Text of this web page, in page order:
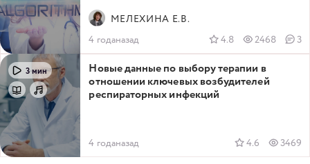
МЕЛЕХИНА Е.В.
4 годаназад
4.8 2468 3
3 мин
Новые данные по выбору терапии в
отношении ключевых возбудителей
респираторных инфекций
4 годаназад 4.6 3469